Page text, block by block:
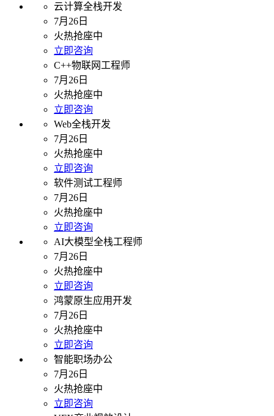
云计算全栈开发
7月26日
火热抢座中
立即咨询
C++物联网工程师
7月26日
火热抢座中
立即咨询
Web全栈开发
7月26日
火热抢座中
立即咨询
软件测试工程师
7月26日
火热抢座中
立即咨询
AI大模型全栈工程师
7月26日
火热抢座中
立即咨询
鸿蒙原生应用开发
7月26日
火热抢座中
立即咨询
智能职场办公
7月26日
火热抢座中
立即咨询